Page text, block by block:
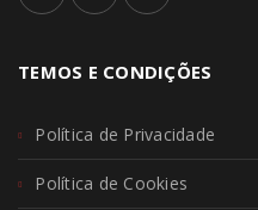
TEMOS E CONDIÇÕES
Política de Privacidade
Política de Cookies